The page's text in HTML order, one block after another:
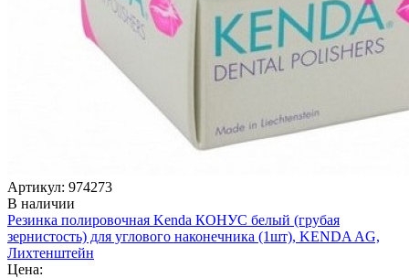
Артикул: 974273
В наличии
Резинка полировочная Kenda КОНУС белый (грубая
зернистость) для углового наконечника (1шт), KENDA AG,
Лихтенштейн
Цена: